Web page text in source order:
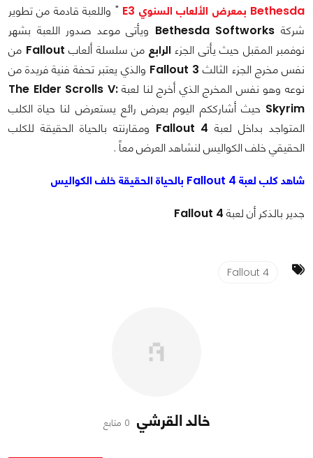
Bethesda بمعرض الألعاب السنوي E3
" واللعبة قادمة من تطوير
شركة Bethesda Softworks ويأتى موعد صدور اللعبة بشهر
نوفمبر المقبل حيث يأتى الجزء الرابع من سلسلة ألعاب Fallout من
نفس مخرج الجزء الثالث Fallout 3 والذي يعتبر تحفة فنية فريدة من
نوعه وهو نفس المخرج الذي أخرج لنا لعبةThe Elder Scrolls V:
Skyrim حيث أشارككم اليوم بعرض رائع يستعرض لنا حياة الكلب
المتواجد بداخل لعبة Fallout 4 ومقارنته بالحياة الحقيقة للكلب
الحقيقي خلف الكواليس لنشاهد العرض معاً .
شاهد كلب لعبة Fallout 4 بالحياة الحقيقة خلف الكواليس
جدير بالذكر أن لعبة Fallout 4
Fallout 4
خالد القرشي 0 متابع